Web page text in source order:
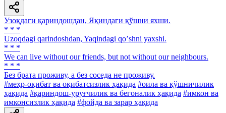
Узоқдаги қариндошдан, Яқиндаги қўшни яхши.
* * *
Uzoqdagi qarindoshdan, Yaqindagi qoʼshni yaxshi.
* * *
We can live without our friends, but not without our neighbours.
* * *
Без брата проживу, а без соседа не проживу.
#меҳр-оқибат ва оқибатсизлик ҳақида #оила ва қўшничилик
ҳақида #қариндош-уруғчилик ва бегоналик ҳақида #имкон ва
имконсизлик ҳақида #фойда ва зарар ҳақида